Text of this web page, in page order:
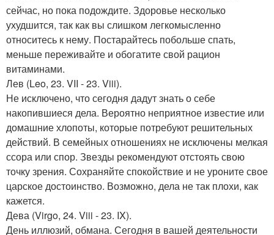
сейчас, но пока подождите. Здоровье несколько
ухудшится, так как вы слишком легкомысленно
относитесь к нему. Постарайтесь побольше спать,
меньше переживайте и обогатите свой рацион
витаминами.
Лев (Leo, 23. VII - 23. Viii).
Не исключено, что сегодня дадут знать о себе
накопившиеся дела. Вероятно неприятное известие или
домашние хлопоты, которые потребуют решительных
действий. В семейных отношениях не исключены мелкая
ссора или спор. Звезды рекомендуют отстоять свою
точку зрения. Сохраняйте спокойствие и не уроните свое
царское достоинство. Возможно, дела не так плохи, как
кажется.
Дева (Virgo, 24. Viii - 23. IX).
День иллюзий, обмана. Сегодня в вашей деятельности